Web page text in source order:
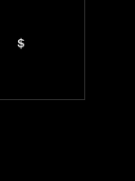
$